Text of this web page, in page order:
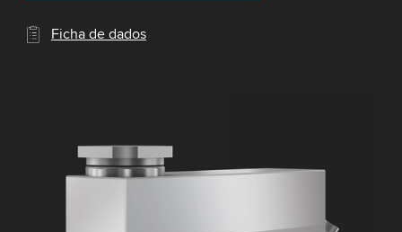
Ficha de dados